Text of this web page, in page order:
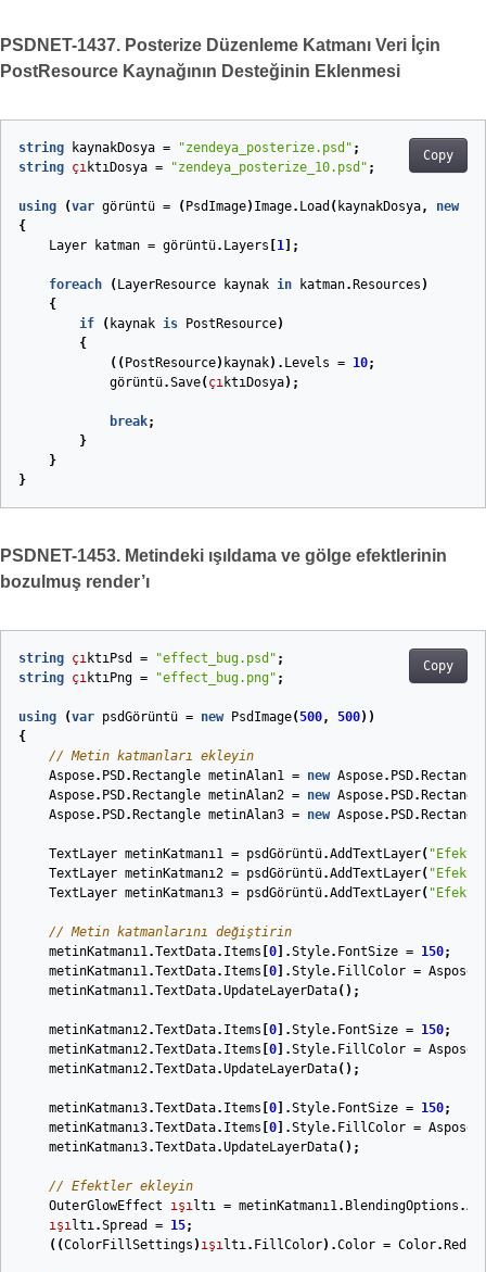
PSDNET-1437. Posterize Düzenleme Katmanı Veri İçin
PostResource Kaynağının Desteğinin Eklenmesi
Copy
string kaynakDosya = "zendeya_posterize.psd" ;
string çıktıDosya = "zendeya_posterize_10.psd" ;
using (var görüntü = ( PsdImage) Image. Load ( kaynakDosya, new
{
Layer
katman = görüntü. Layers 1 ];
foreach ( LayerResource kaynak in katman. Resources )
{
if
( kaynak is PostResource)
{
(( PostResource) kaynak). Levels = 10;
görüntü.Save( çıktıDosya);
break;
}
}
}
PSDNET-1453. Metindeki ışıldama ve gölge efektlerinin
bozulmuş render’ı
Copy
string çıktıPsd = "effect_bug.psd" ;
string çıktıPng = "effect_bug.png" ;
using (var psdGörüntü = new PsdImage(500, 500))
{
// Metin katmanları ekleyin
Aspose. PSD. Rectangle metinAlan1 = new Aspose. PSD.
Aspose. PSD. Rectangle metinAlan2 = new Aspose. PSD.
Aspose. PSD. Rectangle metinAlan3 = new Aspose. PSD.
TextLayer metinKatmanı1 = psdGörüntü.AddTextLayer(
TextLayer metinKatmanı2 = psdGörüntü.AddTextLayer(
TextLayer metinKatmanı3 = psdGörüntü.AddTextLayer(
// Metin katmanlarını değiştirin
metinKatmanı1.TextData. Items 0 ].Style. FontSize = 150;
metinKatmanı1.TextData. Items 0 ].Style. FillColor = Aspose
metinKatmanı1.TextData.UpdateLayerData();
metinKatmanı2.TextData. Items 0 ].Style. FontSize = 150;
metinKatmanı2.TextData. Items 0 ].Style. FillColor = Aspose
metinKatmanı2.TextData.UpdateLayerData();
metinKatmanı3.TextData. Items 0 ].Style. FontSize = 150;
metinKatmanı3.TextData. Items 0 ].Style. FillColor = Aspose
metinKatmanı3.TextData.UpdateLayerData();
// Efektler ekleyin
OuterGlowEffect
ışıltı = metinKatmanı1. BlendingOptions .
ışıltı.Spread = 15;
((ColorFillSettings ) ışıltı. FillColor).Color = Color. Red